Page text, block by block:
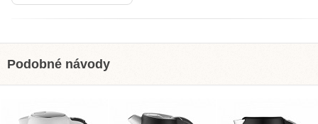
Podobné návody